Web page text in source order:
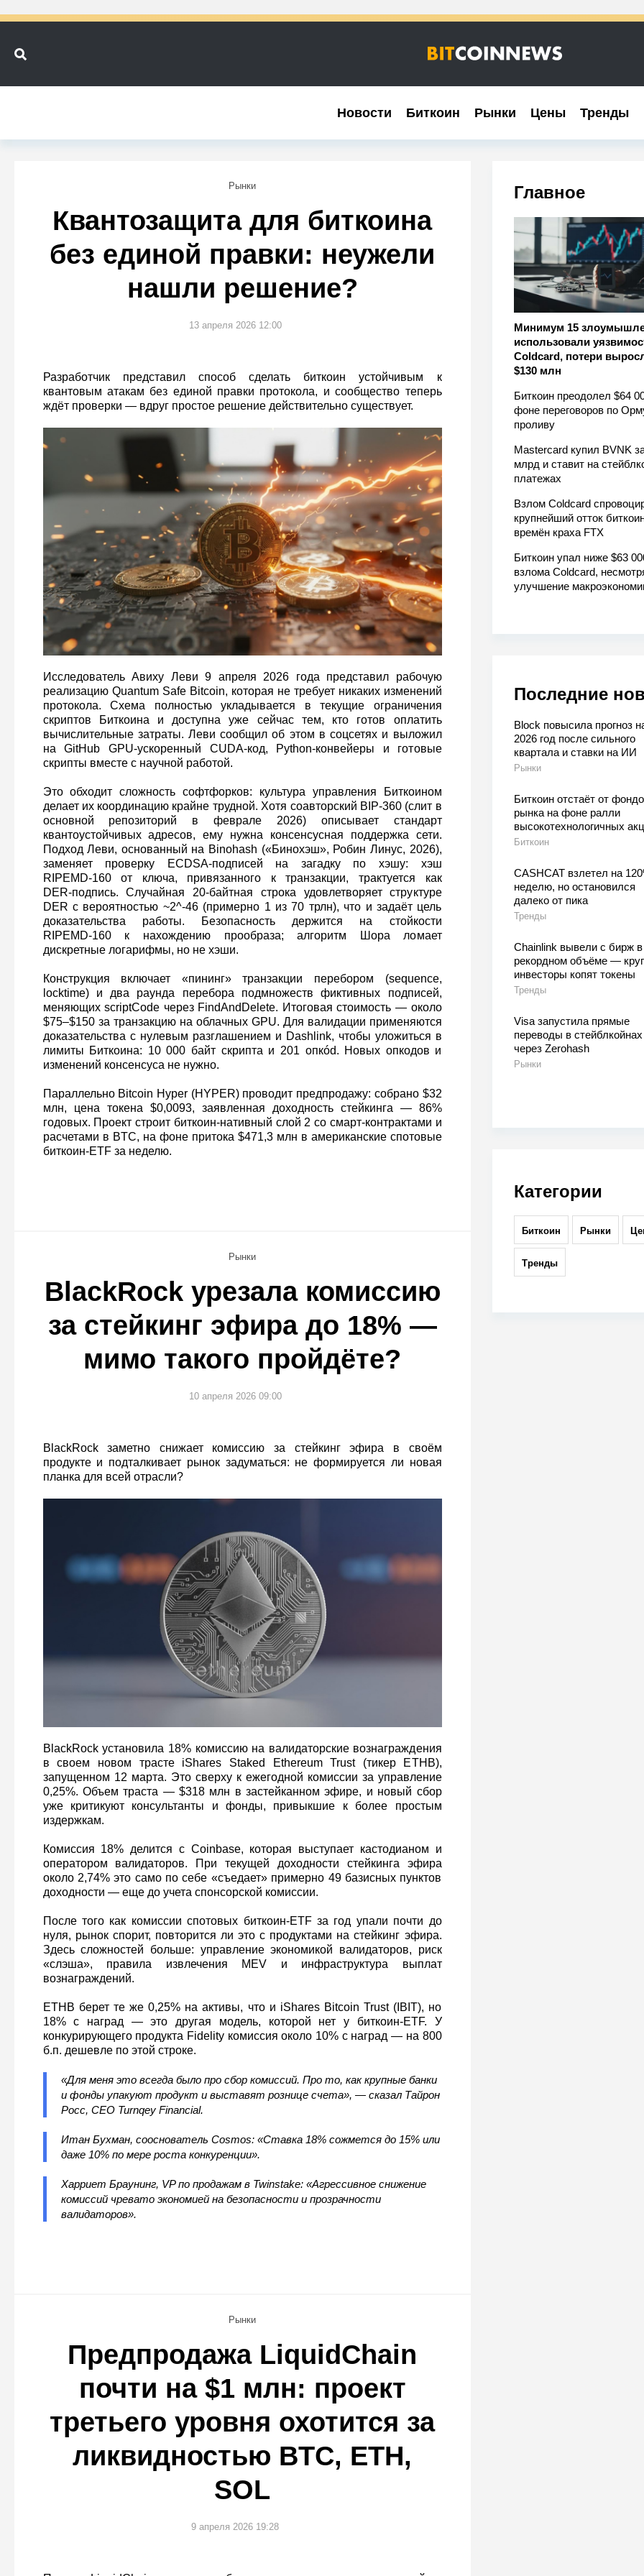
Новости Биткоин Рынки Цены Тренды
Новости Биткоин Рынки Цены Тренды
Главное
Минимум 15
использовали
Coldcard, потери
$130 млн
Биткоин преодолел $64
фоне переговоров по
проливу
Mastercard купил BVNK
млрд и ставит на
платежах
Взлом Coldcard
крупнейший отток
времён краха FTX
Биткоин упал ниже $63
взлома Coldcard,
улучшение
Последние
Block повысила прогноз
2026 год после сильного
квартала и ставки на ИИ
Рынки
Биткоин отстаёт от
рынка на фоне ралли
высокотехнологичных
Биткоин
CASHCAT взлетел на
неделю, но остановился
далеко от пика
Тренды
Chainlink вывели с бирж в
рекордном объёме —
инвесторы копят токены
Тренды
Visa запустила прямые
переводы в стейблкойнах
через Zerohash
Рынки
Категории
Биткоин Рынки
Тренды
Рынки
Квантозащита для биткоина
без единой правки: неужели
нашли решение?
13 апреля 2026 12:00
Разработчик представил способ сделать биткоин устойчивым к
квантовым атакам без единой правки протокола, и сообщество теперь
ждёт проверки — вдруг простое решение действительно существует.
Исследователь Авиху Леви 9 апреля 2026 года представил рабочую
реализацию Quantum Safe Bitcoin, которая не требует никаких изменений
протокола. Схема полностью укладывается в текущие ограничения
скриптов Биткоина и доступна уже сейчас тем, кто готов оплатить
вычислительные затраты. Леви сообщил об этом в соцсетях и выложил
на GitHub GPU‑ускоренный CUDA‑код, Python‑конвейеры и готовые
скрипты вместе с научной работой.
Это обходит сложность софтфорков: культура управления Биткоином
делает их координацию крайне трудной. Хотя соавторский BIP‑360 (слит в
основной репозиторий в феврале 2026) описывает стандарт
квантоустойчивых адресов, ему нужна консенсусная поддержка сети.
Подход Леви, основанный на Binohash («Бинохэш», Робин Линус, 2026),
заменяет проверку ECDSA‑подписей на загадку по хэшу: хэш
RIPEMD‑160 от ключа, привязанного к транзакции, трактуется как
DER‑подпись. Случайная 20‑байтная строка удовлетворяет структуре
DER с вероятностью ~2^-46 (примерно 1 из 70 трлн), что и задаёт цель
доказательства работы. Безопасность держится на стойкости
RIPEMD‑160 к нахождению прообраза; алгоритм Шора ломает
дискретные логарифмы, но не хэши.
Конструкция включает «пининг» транзакции перебором (sequence,
locktime) и два раунда перебора подмножеств фиктивных подписей,
меняющих scriptCode через FindAndDelete. Итоговая стоимость — около
$75–$150 за транзакцию на облачных GPU. Для валидации применяются
доказательства с нулевым разглашением и Dashlink, чтобы уложиться в
лимиты Биткоина: 10 000 байт скрипта и 201 опкód. Новых опкодов и
изменений консенсуса не нужно.
Параллельно Bitcoin Hyper (HYPER) проводит предпродажу: собрано $32
млн, цена токена $0,0093, заявленная доходность стейкинга — 86%
годовых. Проект строит биткоин‑нативный слой 2 со смарт‑контрактами и
расчетами в BTC, на фоне притока $471,3 млн в американские спотовые
биткоин‑ETF за неделю.
Рынки
BlackRock урезала комиссию
за стейкинг эфира до 18% —
мимо такого пройдёте?
10 апреля 2026 09:00
BlackRock заметно снижает комиссию за стейкинг эфира в своём
продукте и подталкивает рынок задуматься: не формируется ли новая
планка для всей отрасли?
BlackRock установила 18% комиссию на валидаторские вознаграждения
в своем новом трасте iShares Staked Ethereum Trust (тикер ETHB),
запущенном 12 марта. Это сверху к ежегодной комиссии за управление
0,25%. Объем траста — $318 млн в застейканном эфире, и новый сбор
уже критикуют консультанты и фонды, привыкшие к более простым
издержкам.
Комиссия 18% делится с Coinbase, которая выступает кастодианом и
оператором валидаторов. При текущей доходности стейкинга эфира
около 2,74% это само по себе «съедает» примерно 49 базисных пунктов
доходности — еще до учета спонсорской комиссии.
После того как комиссии спотовых биткоин-ETF за год упали почти до
нуля, рынок спорит, повторится ли это с продуктами на стейкинг эфира.
Здесь сложностей больше: управление экономикой валидаторов, риск
«слэша», правила извлечения MEV и инфраструктура выплат
вознаграждений.
ETHB берет те же 0,25% на активы, что и iShares Bitcoin Trust (IBIT), но
18% с наград — это другая модель, которой нет у биткоин-ETF. У
конкурирующего продукта Fidelity комиссия около 10% с наград — на 800
б.п. дешевле по этой строке.
«Для меня это всегда было про сбор комиссий. Про то, как крупные банки
и фонды упакуют продукт и выставят рознице счета», — сказал Тайрон
Росс, CEO Turnqey Financial.
Итан Бухман, сооснователь Cosmos: «Ставка 18% сожмется до 15% или
даже 10% по мере роста конкуренции».
Харриет Браунинг, VP по продажам в Twinstake: «Агрессивное снижение
комиссий чревато экономией на безопасности и прозрачности
валидаторов».
Рынки
Предпродажа LiquidChain
почти на $1 млн: проект
третьего уровня охотится за
ликвидностью BTC, ETH,
SOL
9 апреля 2026 19:28